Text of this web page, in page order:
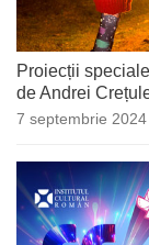
Proiecții
de Andrei
7 septembrie 2024